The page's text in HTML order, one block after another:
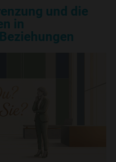
und die
in